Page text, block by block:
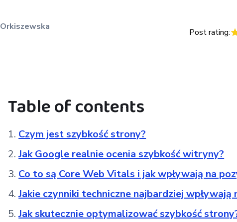
Orkiszewska
Post rating:
Table of contents
Czym jest szybkość strony?
Jak Google realnie ocenia szybkość witryny?
Co to są Core Web Vitals i jak wpływają na
Jakie czynniki techniczne najbardziej wpływają
Jak skutecznie optymalizować szybkość